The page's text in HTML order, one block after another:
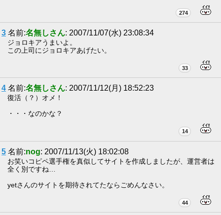
274
3 名前:名無しさん: 2007/11/07(水) 23:08:34
ジョロキアうまいよ。
この上司にジョロキアあげたい。
33
4 名前:名無しさん: 2007/11/12(月) 18:52:23
復活（？）オメ！
・・・なのかな？
14
5 名前:nog: 2007/11/13(火) 18:02:08
お笑いコピペ選手権を真似してサイトを作成しましたが、運営者は
全く別ですね…
yetさんのサイトを期待されてたならごめんなさい。
44